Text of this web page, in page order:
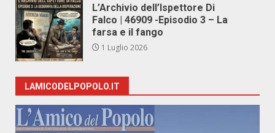
L’Archivio dell’Ispettore Di
Falco | 46909 -Episodio 3 – La
farsa e il fango
1 Luglio 2026
LAMICODELPOPOLO.IT